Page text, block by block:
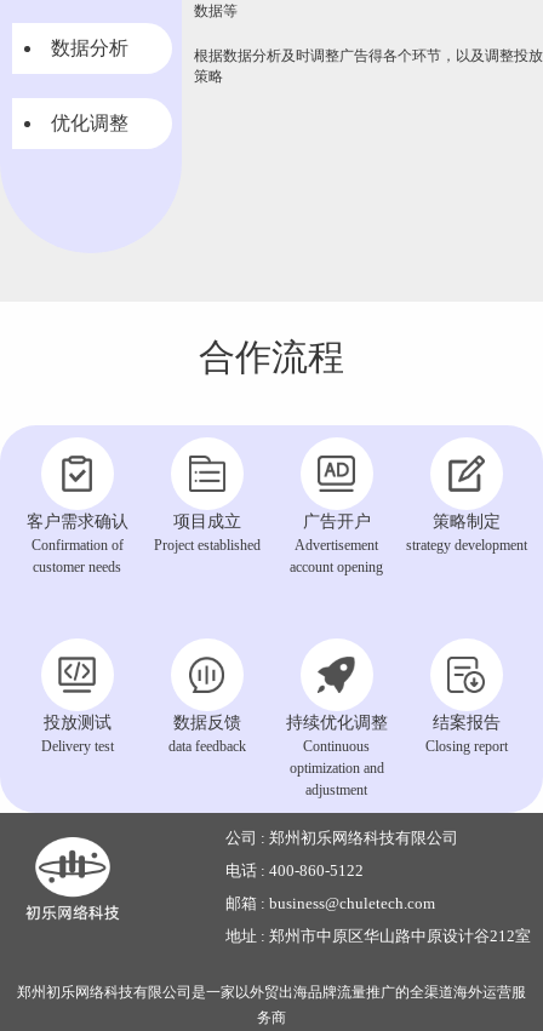
数据分析
优化调整
数据等
根据数据分析及时调整广告得各个环节，以及调整投放
策略
合作流程
客户需求确认
Confirmation of
customer needs
项目成立
Project established
广告开户
Advertisement
account opening
策略制定
strategy development
投放测试
Delivery test
数据反馈
data feedback
持续优化调整
Continuous
optimization and
adjustment
结案报告
Closing report
公司 : 郑州初乐网络科技有限公司
电话 : 400-860-5122
邮箱 : business@chuletech.com
地址 : 郑州市中原区华山路中原设计谷212室
郑州初乐网络科技有限公司是一家以外贸出海品牌流量推广的全渠道海外运营服
务商